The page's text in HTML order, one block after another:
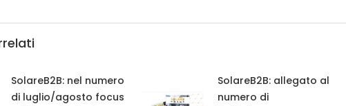
SolareB2B: nel numero
di luglio/agosto focus
SolareB2B: allegato al
numero di